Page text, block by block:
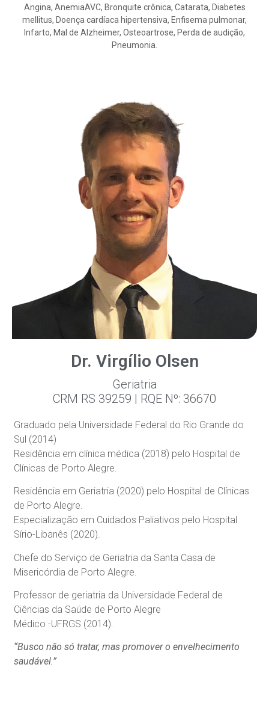
Angina, AnemiaAVC, Bronquite crônica, Catarata, Diabetes
mellitus, Doença cardíaca hipertensiva, Enfisema pulmonar,
Infarto, Mal de Alzheimer, Osteoartrose, Perda de audição,
Pneumonia.
Dr. Virgílio Olsen
Geriatria
CRM RS 39259 | RQE Nº: 36670
Graduado pela Universidade Federal do Rio Grande do
Sul (2014)
Residência em clínica médica (2018) pelo Hospital de
Clínicas de Porto Alegre.
Residência em Geriatria (2020) pelo Hospital de Clínicas
de Porto Alegre.
Especialização em Cuidados Paliativos pelo Hospital
Sírio-Libanês (2020).
Chefe do Serviço de Geriatria da Santa Casa de
Misericórdia de Porto Alegre.
Professor de geriatria da Universidade Federal de
Ciências da Saúde de Porto Alegre
Médico -UFRGS (2014).
“Busco não só tratar, mas promover o envelhecimento
saudável.”